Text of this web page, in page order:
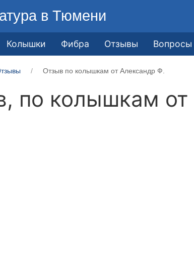
в Тюмени
Колышки Фибра Отзывы Вопросы
Отзыв по колышкам от Александр Ф.
по колышкам от